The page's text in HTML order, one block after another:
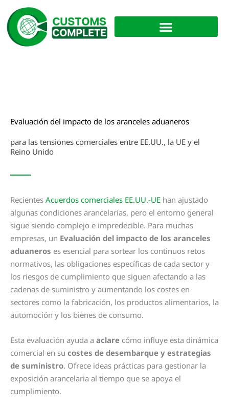
contenido
Evaluación del impacto de los aranceles aduaneros
para las tensiones comerciales entre EE.UU., la UE y el
Reino Unido
Recientes Acuerdos comerciales EE.UU.-UE han ajustado
algunas condiciones arancelarias, pero el entorno general
sigue siendo complejo e impredecible. Para muchas
empresas, un Evaluación del impacto de los aranceles
aduaneros es esencial para sortear los continuos retos
normativos, las obligaciones específicas de cada sector y
los riesgos de cumplimiento que siguen afectando a las
cadenas de suministro y aumentando los costes en
sectores como la fabricación, los productos alimentarios, la
automoción y los bienes de consumo.
Esta evaluación ayuda a aclare cómo influye esta dinámica
comercial en su costes de desembarque y estrategias
de suministro. Ofrece ideas prácticas para gestionar la
exposición arancelaria al tiempo que se apoya el
cumplimiento.